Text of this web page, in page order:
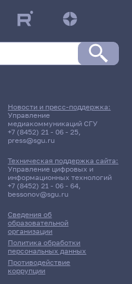
ОБНОВЛЕНИЯ:
| 281 группа
не заполнено!
Сведения об
образовательной
организации
Политика обработки
персональных данных
Противодействие
коррупции
Новости и пресс-поддержка:
Управление
медиакоммуникаций СГУ
+7 (8452) 21 - 06 - 25,
press@sgu.ru
Техническая поддержка сайта:
Управление цифровых и
информационных технологий
+7 (8452) 21 - 06 - 64,
bessonov@sgu.ru